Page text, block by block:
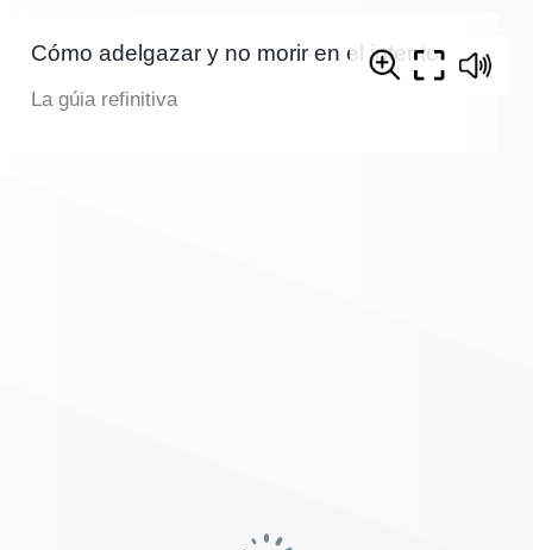
Cómo adelgazar y no morir en el intento
La gúia refinitiva